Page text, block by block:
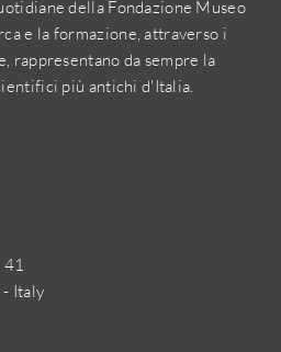
della Fondazione Museo
e la formazione, attraverso i
rappresentano da sempre la
più antichi d'Italia.
41
Italy